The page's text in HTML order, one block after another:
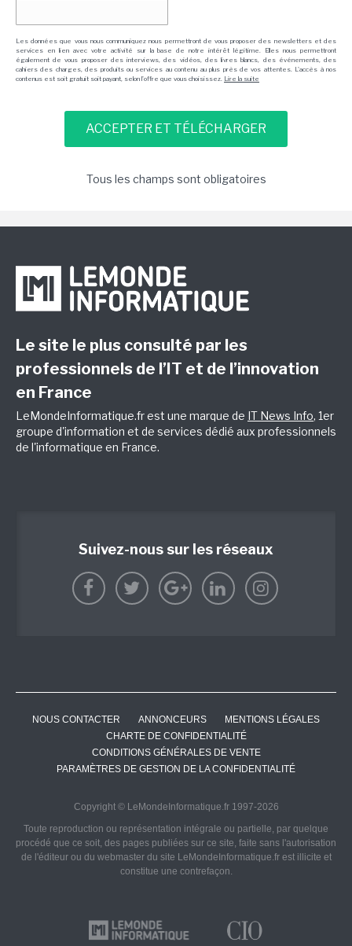
Les données que vous nous communiquez nous permettront de vous proposer des newsletters et des
services en lien avec votre activité sur la base de notre intérêt légitime. Elles nous permettront
également de vous proposer des interviews, des vidéos, des livres blancs, des événements, des
cahiers des charges, des produits ou services au contenu au plus près de vos attentes. L'accès à nos
contenus est soit gratuit soit payant, selon l'offre que vous choisissez. Lire la suite
Tous les champs sont obligatoires
Le site le plus consulté par les
professionnels de l’IT et de l’innovation
en France
LeMondeInformatique.fr est une marque de IT News Info, 1er
groupe d'information et de services dédié aux professionnels
de l'informatique en France.
Suivez-nous sur les réseaux
NOUS CONTACTER ANNONCEURS
MENTIONS LÉGALES
CHARTE DE CONFIDENTIALITÉ
CONDITIONS GÉNÉRALES DE VENTE
PARAMÈTRES DE GESTION DE LA CONFIDENTIALITÉ
Copyright © LeMondeInformatique.fr 1997-2026
Toute reproduction ou représentation intégrale ou partielle, par quelque
procédé que ce soit, des pages publiées sur ce site, faite sans l'autorisation
de l'éditeur ou du webmaster du site LeMondeInformatique.fr est illicite et
constitue une contrefaçon.